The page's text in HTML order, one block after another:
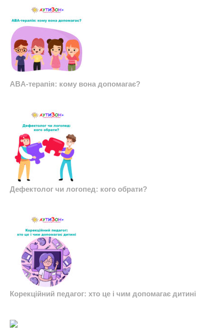
ABA-терапія: кому вона допомагає?
Дефектолог чи логопед: кого обрати?
Корекційний педагог: хто це і чим допомагає дитині